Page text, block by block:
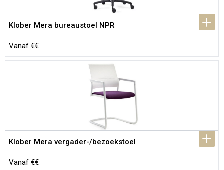
Klober Mera bureaustoel NPR
Vanaf €€
Klober Mera vergader-/bezoekstoel
Vanaf €€